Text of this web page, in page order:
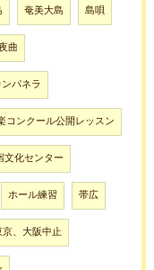
奄美大島 島唄
曲
パネラ
コンクール公開レッスン
文化センター
ホール練習 帯広
、大阪中止